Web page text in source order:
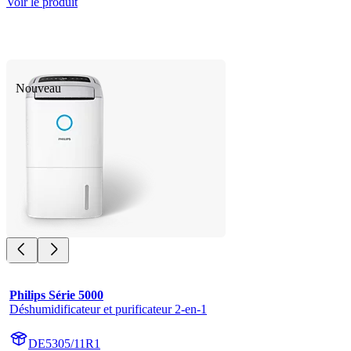
Nouveau
Philips Série 5000
Déshumidificateur et purificateur 2-en-1
DE5305/11R1